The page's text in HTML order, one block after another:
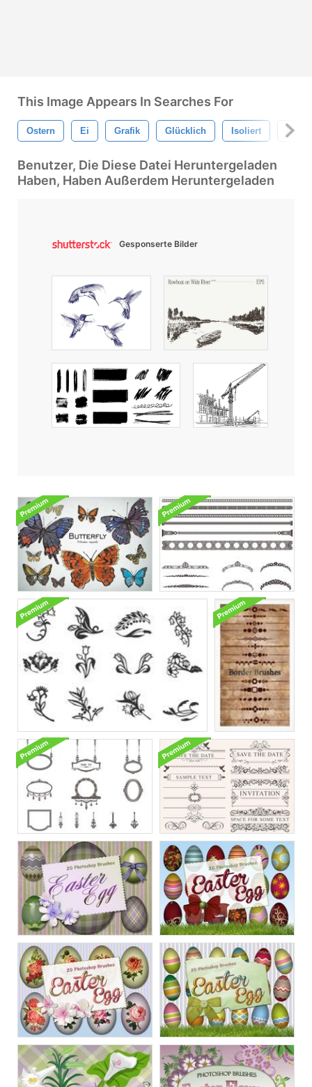
This Image Appears In Searches For
Ostern Ei Grafik Glücklich Isoliert Natur
Benutzer, Die Diese Datei Heruntergeladen
Haben, Haben Außerdem Heruntergeladen
Gesponserte Bilder